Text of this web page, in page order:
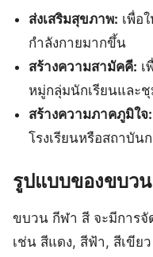
ส่งเสริมสุขภาพ: เพื่อ
กำลังกายมากขึ้น
สร้างความสามัคคี: เ
หมู่กลุ่มนักเรียนและ
สร้างความภาคภูมิใจ:
โรงเรียนหรือสถาบัน
รูปแบบของขบว
ขบวน กีฬา สี จะมีการ
เช่น สีแดง, สีฟ้า, สีเขีย